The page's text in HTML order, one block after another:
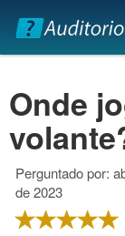
Onde
Perguntado por:
de 2023